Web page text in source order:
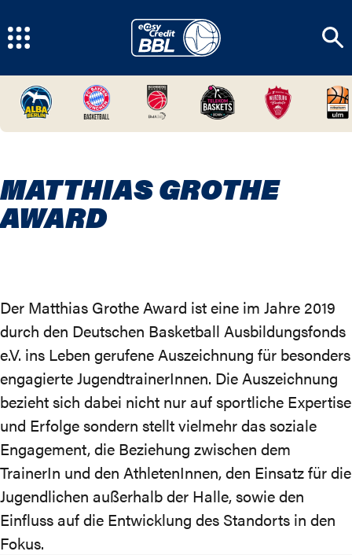
MATTHIAS GROTHE
AWARD
Der Matthias Grothe Award ist eine im Jahre 2019
durch den Deutschen Basketball Ausbildungsfonds
e.V. ins Leben gerufene Auszeichnung für besonders
engagierte JugendtrainerInnen. Die Auszeichnung
bezieht sich dabei nicht nur auf sportliche Expertise
und Erfolge sondern stellt vielmehr das soziale
Engagement, die Beziehung zwischen dem
TrainerIn und den AthletenInnen, den Einsatz für die
Jugendlichen außerhalb der Halle, sowie den
Einfluss auf die Entwicklung des Standorts in den
Fokus.